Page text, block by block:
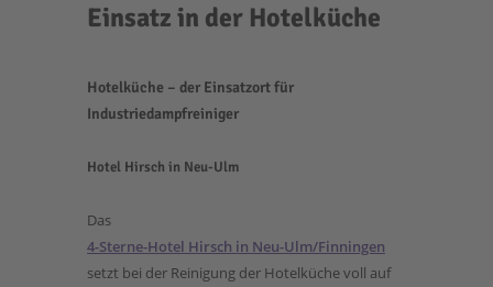
Einsatz in der Hotelküche
Hotelküche – der Einsatzort für
Industriedampfreiniger
Hotel Hirsch in Neu-Ulm
Das
4-Sterne-Hotel Hirsch in Neu-Ulm/Finningen
setzt bei der Reinigung der Hotelküche voll auf